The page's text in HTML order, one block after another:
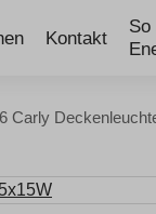
Kontakt
So
Carly